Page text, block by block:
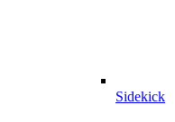
Sidekick